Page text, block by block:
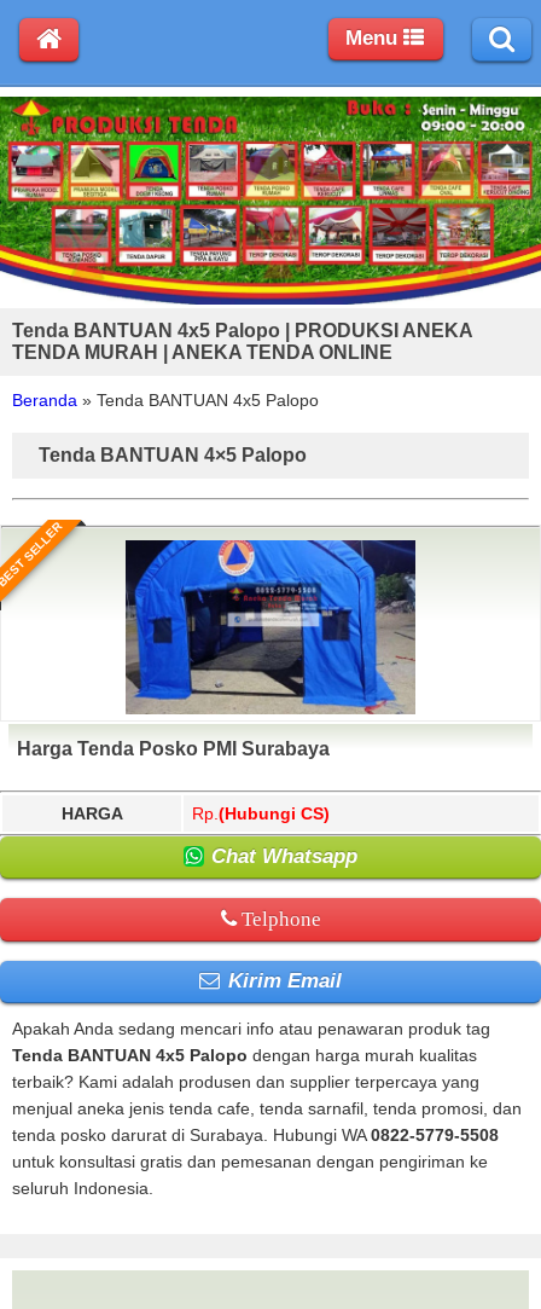
Tenda BANTUAN 4x5 Palopo | PRODUKSI ANEKA
TENDA MURAH | ANEKA TENDA ONLINE
Beranda » Tenda BANTUAN 4x5 Palopo
Tenda BANTUAN 4×5 Palopo
SELLER
Harga Tenda Posko PMI Surabaya
HARGA Rp. (Hubungi CS)
Chat Whatsapp
Telphone
Kirim Email
Apakah Anda sedang mencari info atau penawaran produk tag
Tenda BANTUAN 4x5 Palopo dengan harga murah kualitas
terbaik? Kami adalah produsen dan supplier terpercaya yang
menjual aneka jenis tenda cafe, tenda sarnafil, tenda promosi, dan
tenda posko darurat di Surabaya. Hubungi WA0822-5779-5508
untuk konsultasi gratis dan pemesanan dengan pengiriman ke
seluruh Indonesia.
Menu